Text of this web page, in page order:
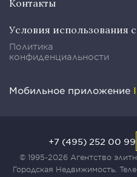
Контакты
Условия использования
Политика
конфиденциальности
Мобильное приложение
© 1995-2026 Агентство
Городская Недвижимость.
+7 (495) 252 00 99